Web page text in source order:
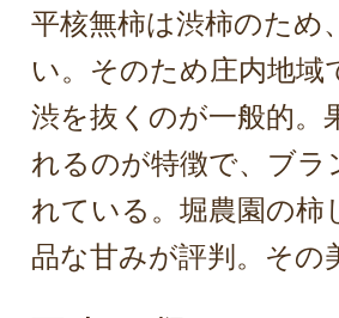
平核無柿は渋柿のた
い。そのため庄内地
渋を抜くのが一般的。
れるのが特徴で、ブ
れている。堀農園の柿
品な甘みが評判。その